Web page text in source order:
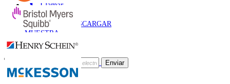
Llamar
Correo
DESCARGAR
MUESTRA
Suscríbete al Boletín
Enviar